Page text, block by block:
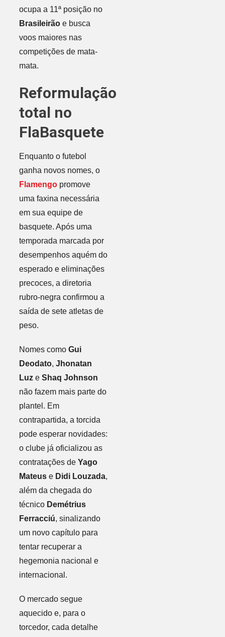
ocupa a 11ª posição no
Brasileirãoe busca
voos maiores nas
competições de mata-
mata.
Reformulação
total no
FlaBasquete
Enquanto o futebol
ganha novos nomes, o
Flamengopromove
uma faxina necessária
em sua equipe de
basquete. Após uma
temporada marcada por
desempenhos aquém do
esperado e eliminações
precoces, a diretoria
rubro-negra confirmou a
saída de sete atletas de
peso.
Nomes como Gui
Deodato, Jhonatan
Luze Shaq Johnson
não fazem mais parte do
plantel. Em
contrapartida, a torcida
pode esperar novidades:
o clube já oficializou as
contratações de Yago
Mateuse Didi Louzada,
além da chegada do
técnico Demétrius
Ferracciú, sinalizando
um novo capítulo para
tentar recuperar a
hegemonia nacional e
internacional.
O mercado segue
aquecido e, para o
torcedor, cada detalhe